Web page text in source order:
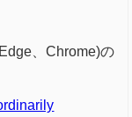
、Chrome)の